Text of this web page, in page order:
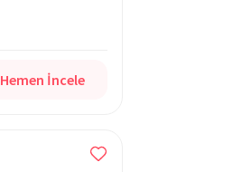
Hemen İncele